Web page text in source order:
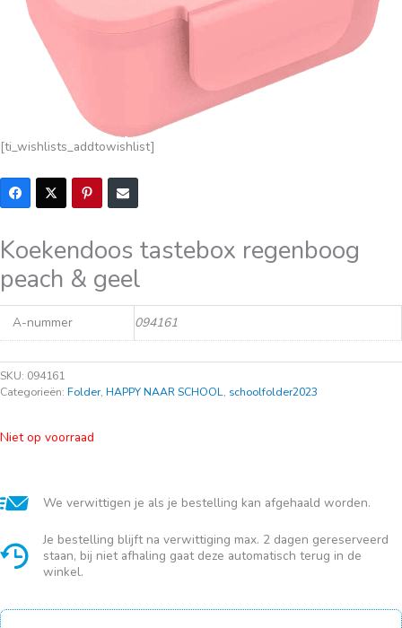
[ti_wishlists_addtowishlist]
Koekendoos tastebox regenboog
peach & geel
A-nummer 094161
SKU: 094161
Categorieën: Folder, HAPPY NAAR SCHOOL, schoolfolder2023
Niet op voorraad
We verwittigen je als je bestelling kan afgehaald worden.
Je bestelling blijft na verwittiging max. 2 dagen gereserveerd
staan, bij niet afhaling gaat deze automatisch terug in de
winkel.